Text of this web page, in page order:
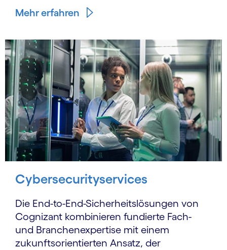
Mehr erfahren
Cybersecurityservices
Die End-to-End-Sicherheitslösungen von
Cognizant kombinieren fundierte Fach-
und Branchen­expertise mit einem
zukunftsorientierten Ansatz, der